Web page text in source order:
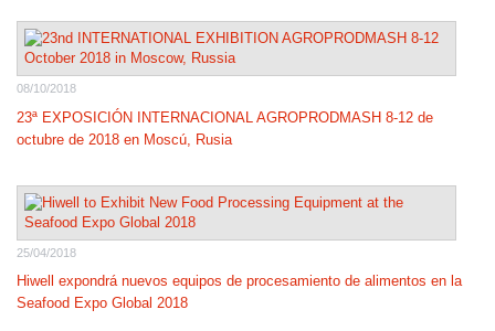
08/10/2018
23ª EXPOSICIÓN INTERNACIONAL AGROPRODMASH 8-12 de
octubre de 2018 en Moscú, Rusia
25/04/2018
Hiwell expondrá nuevos equipos de procesamiento de alimentos en la
Seafood Expo Global 2018